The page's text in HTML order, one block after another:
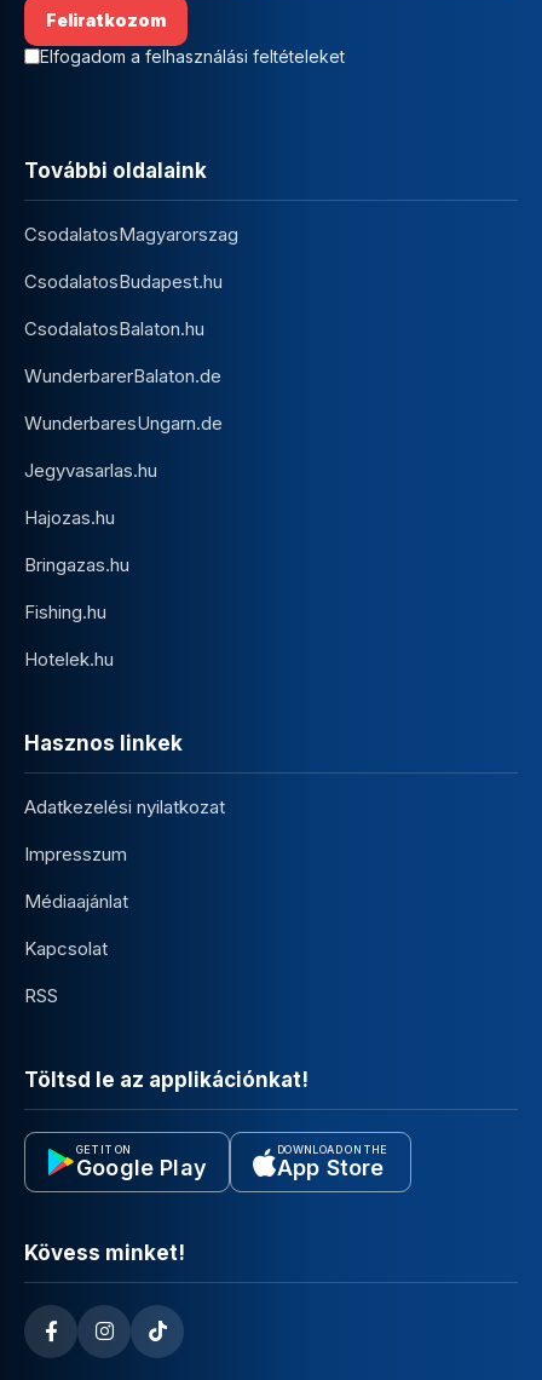
Elfogadom a felhasználási feltételeket
További oldalaink
CsodalatosMagyarorszag
CsodalatosBudapest.hu
CsodalatosBalaton.hu
WunderbarerBalaton.de
WunderbaresUngarn.de
Jegyvasarlas.hu
Hajozas.hu
Bringazas.hu
Fishing.hu
Hotelek.hu
Hasznos linkek
Adatkezelési nyilatkozat
Impresszum
Médiaajánlat
Kapcsolat
RSS
Töltsd le az applikációnkat!
GET IT ON
Google Play
DOWNLOAD ON THE
App Store
Kövess minket!